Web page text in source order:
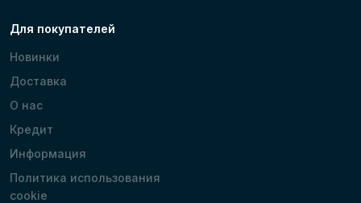
Для покупателей
Новинки
Доставка
О нас
Кредит
Информация
Политика использования
cookie